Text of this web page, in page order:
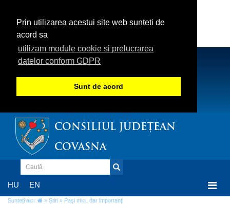
Prin utilizarea acestui site web sunteti de
acord sa
utilizam module cookie si prelucrarea
datelor conform GDPR
Sunt de acord
CONSILIUL JUDEȚEAN
COVASNA
HU EN
Sunteți aici: » Știri » Paşi mici, dar importanţi